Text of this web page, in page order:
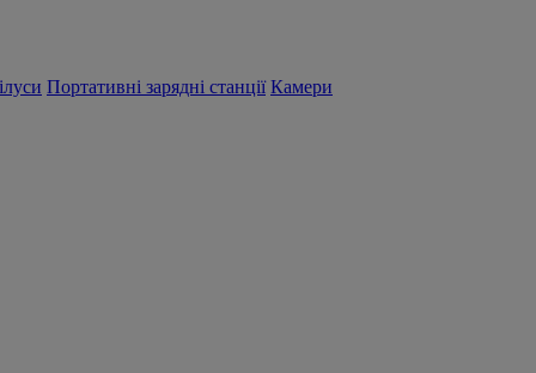
Портативні зарядні станції Камери